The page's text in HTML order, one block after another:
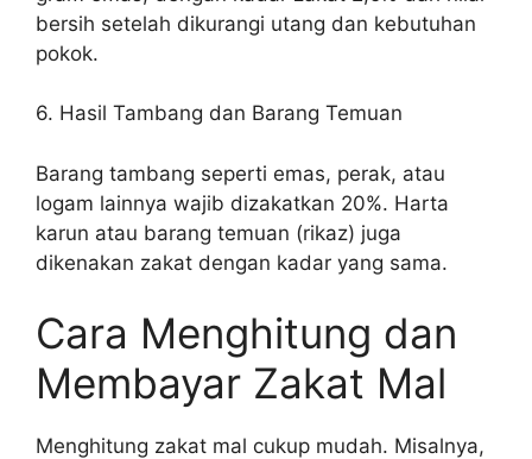
bersih setelah dikurangi utang dan kebutuhan
pokok.
6. Hasil Tambang dan Barang Temuan
Barang tambang seperti emas, perak, atau
logam lainnya wajib dizakatkan 20%. Harta
karun atau barang temuan (rikaz) juga
dikenakan zakat dengan kadar yang sama.
Cara Menghitung dan
Membayar Zakat Mal
Menghitung zakat mal cukup mudah. Misalnya,